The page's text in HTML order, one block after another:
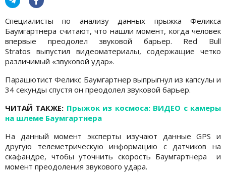
Специалисты по анализу данных прыжка Феликса
Баумгартнера считают, что нашли момент, когда человек
впервые преодолел звуковой барьер. Red Bull
Stratos выпустил видеоматериалы, содержащие четко
различимый «звуковой удар».
Парашютист Феликс Баумгартнер выпрыгнул из капсулы и
34 секунды спустя он преодолел звуковой барьер.
ЧИТАЙ ТАКЖЕ: Прыжок из космоса: ВИДЕО с камеры
на шлеме Баумгартнера
На данный момент эксперты изучают данные GPS и
другую телеметрическую информацию с датчиков на
скафандре, чтобы уточнить скорость Баумгартнера и
момент преодоления звукового удара.